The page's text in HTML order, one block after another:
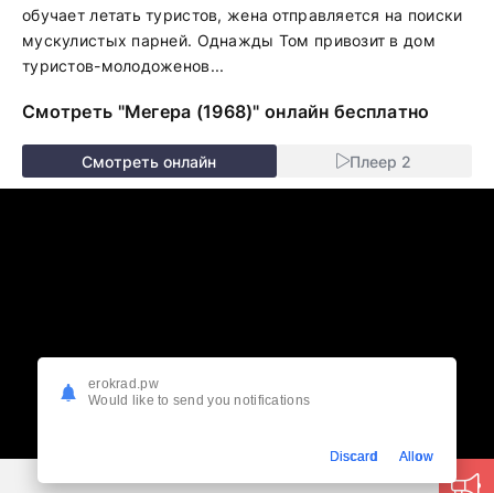
обучает летать туристов, жена отправляется на поиски
мускулистых парней. Однажды Том привозит в дом
туристов-молодоженов...
Смотреть "Мегера (1968)" онлайн бесплатно
Смотреть онлайн Плеер 2
erokrad.pw
Would like to send you notifications
Discard Allow